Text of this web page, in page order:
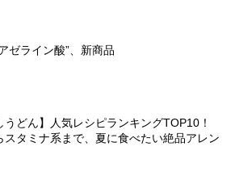
ゼライン酸”、新商品
うどん】人気レシピランキングTOP10！
スタミナ系まで、夏に食べたい絶品アレン